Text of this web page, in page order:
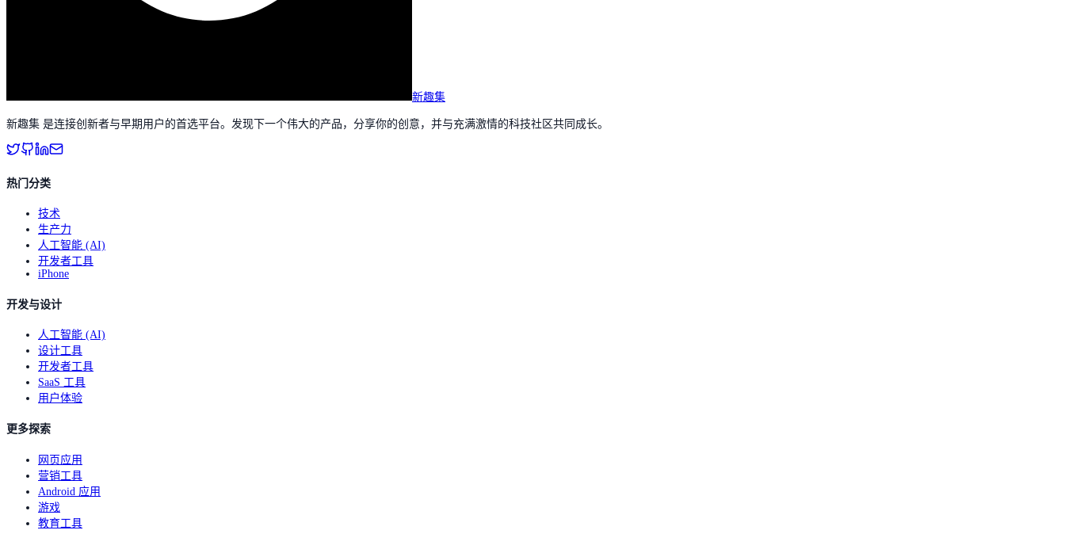
新趣集
新趣集 是连接创新者与早期用户的首选平台。发现下一个伟大的产品，分享你的创意，并与充满激情的科技社区共同成长。
热门分类
技术
生产力
人工智能 (AI)
开发者工具
iPhone
开发与设计
人工智能 (AI)
设计工具
开发者工具
SaaS 工具
用户体验
更多探索
网页应用
营销工具
Android 应用
游戏
教育工具